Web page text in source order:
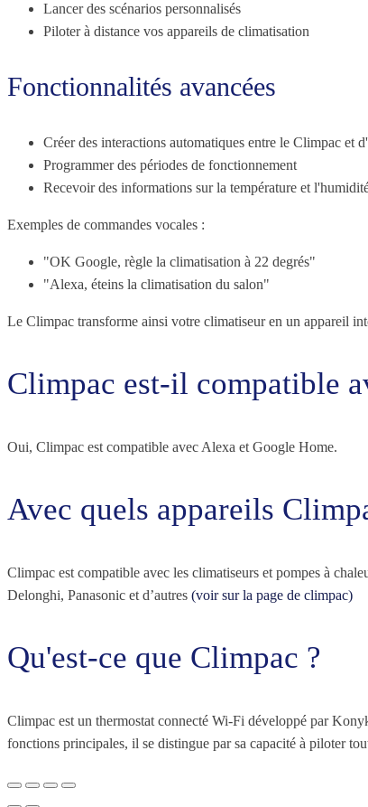
Lancer des scénarios personnalisés
Piloter à distance vos appareils de climatisation
Fonctionnalités avancées
Créer des interactions automatiques entre le Climpac et
Programmer des périodes de fonctionnement
Recevoir des informations sur la température et
Exemples de commandes vocales :
"OK Google, règle la climatisation à 22 degrés"
"Alexa, éteins la climatisation du salon"
Le Climpac transforme ainsi votre climatiseur en un appareil
Climpac est-il compatible
Oui, Climpac est compatible avec Alexa et Google Home.
Avec quels appareils
Climpac est compatible avec les climatiseurs et pompes à
Delonghi, Panasonic et d’autres (voir sur la page de climpac)
Qu'est-ce que Climpac ?
Climpac est un thermostat connecté Wi-Fi développé par
fonctions principales, il se distingue par sa capacité à piloter